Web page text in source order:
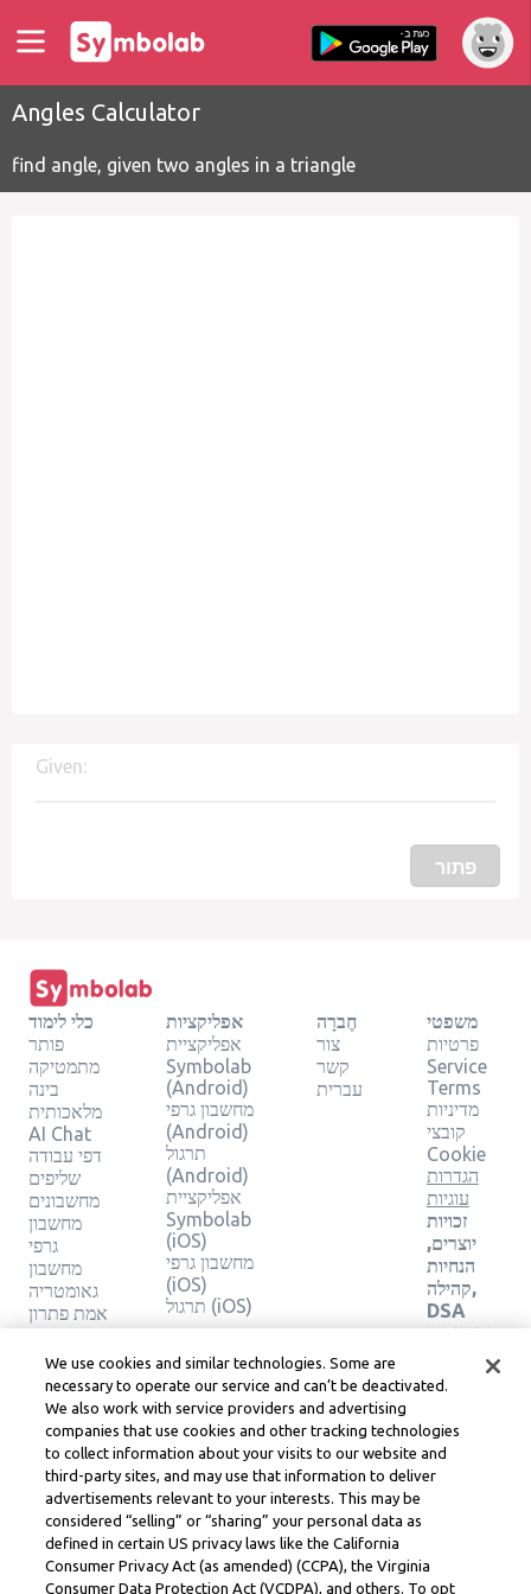
Angles Calculator
find angle, given two angles in a triangle
Given:
פתור
כלי לימוד
פותר
מתמטיקה
בינה
מלאכותית
AI Chat
דפי עבודה
שליפים
מחשבונים
מחשבון
גרפי
מחשבון
גאומטריה
אמת פתרון
אפליקציות
אפליקציית
Symbolab
(Android)
מחשבון גרפי
(Android)
תרגול
(Android)
אפליקציית
Symbolab
(iOS)
מחשבון גרפי
(iOS)
תרגול (iOS)
חֶברָה
צור
קשר
עברית
משפטי
פרטיות
Service
Terms
מדיניות
קובצי
Cookie
הגדרות
עוגיות
זכויות
יוצרים,
הנחיות
קהילה,
DSA
ומשאבים
משפטיים
אחרים
משפטי
Learneo
תנאי
השירות
Symbolab, a Learneo, Inc. business
We use cookies and similar technologies. Some are
necessary to operate our service and can’t be deactivated.
We also work with service providers and advertising
companies that use cookies and other tracking technologies
to collect information about your visits to our website and
third-party sites, and may use that information to deliver
advertisements relevant to your interests. This may be
considered “selling” or “sharing” your personal data as
defined in certain US privacy laws like the California
Consumer Privacy Act (as amended) (CCPA), the Virginia
Consumer Data Protection Act (VCDPA), and others. To opt